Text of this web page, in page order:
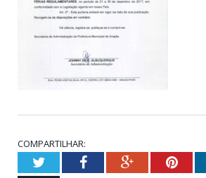
COMPARTILHAR:
TwitterFacebookGoogle+